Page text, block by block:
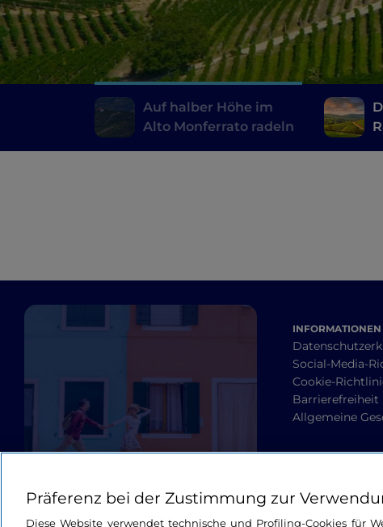
Auf halber Höhe im
Alto Monferrato radeln
INFORMATIONEN
Social-Media-
Cookie-
Barrierefreiheit
Allgemeine
Präferenz bei der Zustimmung zur
Diese Website verwendet technische und Profiling-Cookies für